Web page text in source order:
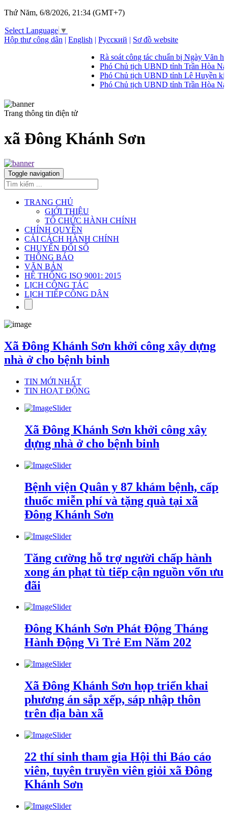
Thứ Năm, 6/8/2026, 21:34 (GMT+7)
Select Language ▼
Hộp thư công dân | English | Русский | Sơ đồ website
Rà soát công tác chuẩn bị Ngày Văn hóa,
Phó Chủ tịch UBND tỉnh Trần Hòa Nam
Phó Chủ tịch UBND tỉnh Lê Huyền kiểm
Phó Chủ tịch UBND tỉnh Trần Hòa Nam
Trang thông tin điện tử
xã Đông Khánh Sơn
Toggle navigation
TRANG CHỦ
GIỚI THIỆU
TỔ CHỨC HÀNH CHÍNH
CHÍNH QUYỀN
CẢI CÁCH HÀNH CHÍNH
CHUYỂN ĐỔI SỐ
THÔNG BÁO
VĂN BẢN
HỆ THỐNG ISO 9001: 2015
LỊCH CÔNG TÁC
LỊCH TIẾP CÔNG DÂN
Xã Đông Khánh Sơn khởi công xây dựng
nhà ở cho bệnh binh
TIN MỚI NHẤT
TIN HOẠT ĐỘNG
Xã Đông Khánh Sơn khởi công xây
dựng nhà ở cho bệnh binh
Bệnh viện Quân y 87 khám bệnh, cấp
thuốc miễn phí và tặng quà tại xã
Đông Khánh Sơn
Tăng cường hỗ trợ người chấp hành
xong án phạt tù tiếp cận nguồn vốn ưu
đãi
Đông Khánh Sơn Phát Động Tháng
Hành Động Vì Trẻ Em Năm 202
Xã Đông Khánh Sơn họp triển khai
phương án sắp xếp, sáp nhập thôn
trên địa bàn xã
22 thí sinh tham gia Hội thi Báo cáo
viên, tuyên truyền viên giỏi xã Đông
Khánh Sơn